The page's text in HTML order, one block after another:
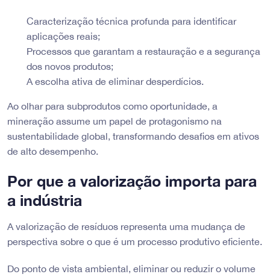
Caracterização técnica profunda para identificar
aplicações reais;
Processos que garantam a restauração e a segurança
dos novos produtos;
A escolha ativa de eliminar desperdícios.
Ao olhar para subprodutos como oportunidade, a
mineração assume um papel de protagonismo na
sustentabilidade global, transformando desafios em ativos
de alto desempenho.
Por que a valorização importa para
a indústria
A valorização de resíduos representa uma mudança de
perspectiva sobre o que é um processo produtivo eficiente.
Do ponto de vista ambiental, eliminar ou reduzir o volume